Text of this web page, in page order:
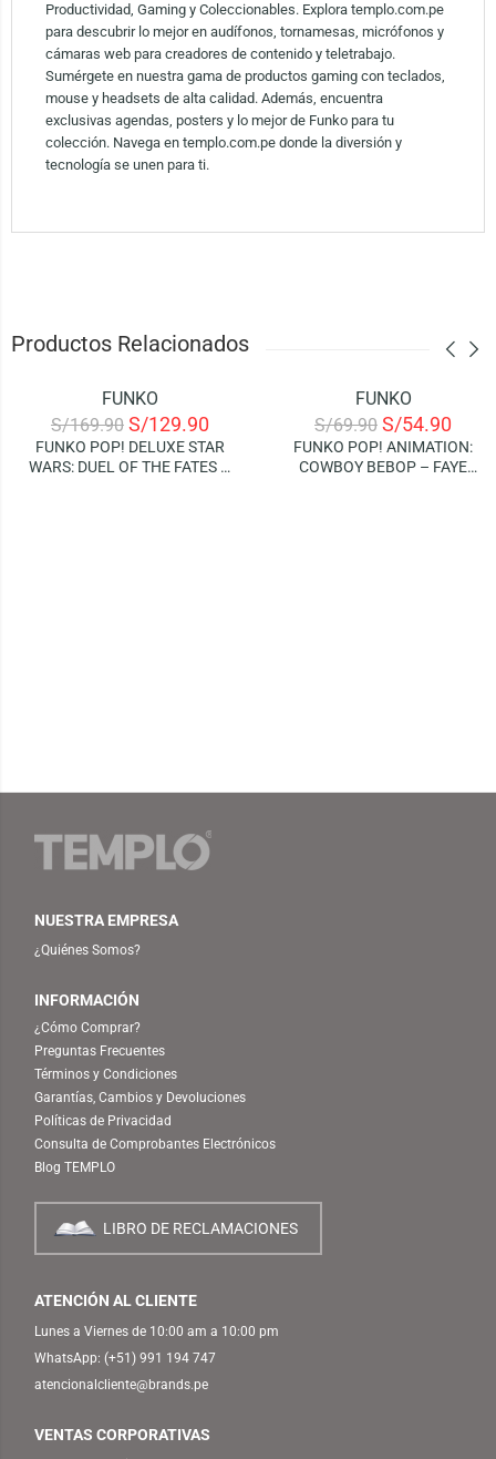
Productividad, Gaming y Coleccionables. Explora templo.com.pe
para descubrir lo mejor en audífonos, tornamesas, micrófonos y
cámaras web para creadores de contenido y teletrabajo.
Sumérgete en nuestra gama de productos gaming con teclados,
mouse y headsets de alta calidad. Además, encuentra
exclusivas agendas, posters y lo mejor de Funko para tu
colección. Navega en templo.com.pe donde la diversión y
tecnología se unen para ti.
Productos Relacionados
FUNKO
S/169.90 S/129.90
FUNKO POP! DELUXE STAR
WARS: DUEL OF THE FATES –
FUNKO
S/69.90 S/54.90
FUNKO POP! ANIMATION:
COWBOY BEBOP – FAYE
NUESTRA EMPRESA
¿Quiénes Somos?
INFORMACIÓN
¿Cómo Comprar?
Preguntas Frecuentes
Términos y Condiciones
Garantías, Cambios y Devoluciones
Políticas de Privacidad
Consulta de Comprobantes Electrónicos
Blog TEMPLO
LIBRO DE RECLAMACIONES
ATENCIÓN AL CLIENTE
Lunes a Viernes de 10:00 am a 10:00 pm
WhatsApp: (+51) 991 194 747
atencionalcliente@brands.pe
VENTAS CORPORATIVAS